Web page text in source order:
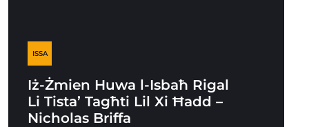
ISSA
Iż-Żmien Huwa l-Isbaħ Rigal
Li Tista’ Tagħti Lil Xi Ħadd –
Nicholas Briffa